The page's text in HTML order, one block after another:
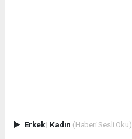
Erkek| Kadın (Haberi Sesli Oku)